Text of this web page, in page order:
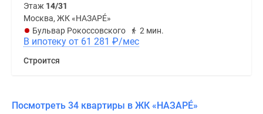
Этаж 14/31
Москва, ЖК «НАЗАРÉ»
Бульвар Рокоссовского
2 мин.
В ипотеку от 61 281 ₽/мес
Строится
Посмотреть 34 квартиры в ЖК «НАЗАРÉ»